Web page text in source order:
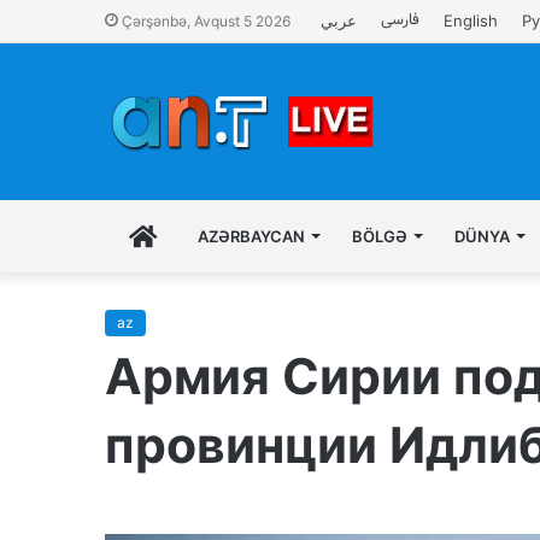
Çərşənbə, Avqust 5 2026 عربي فارسی English
İLK AZƏRBAYCAN BÖLGƏ DÜNYA
az
Армия Сирии
провинции